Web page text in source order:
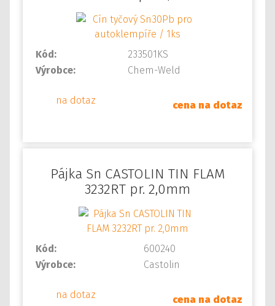
Kód:
233501KS
Výrobce:
Chem-Weld
na dotaz cena na dotaz
Pájka Sn CASTOLIN TIN FLAM
3232RT pr. 2,0mm
Kód:
600240
Výrobce:
Castolin
na dotaz cena na dotaz